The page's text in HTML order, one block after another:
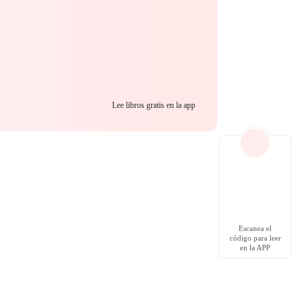
Lee libros gratis en la app
Escanea el
código para leer
en la APP